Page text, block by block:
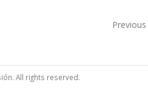
All rights reserved.